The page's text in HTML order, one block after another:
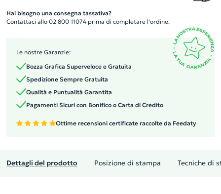
Hai bisogno una consegna tassativa?
Contattaci allo 02 800 11074 prima di completare l’ordine.
Le nostre Garanzie:
Bozza Grafica Superveloce e Gratuita
Spedizione Sempre Gratuita
Qualità e Puntualità Garantita
Pagamenti Sicuri con Bonifico o Carta di Credito
Ottime recensioni certificate raccolte da Feedaty
Dettagli del prodotto Posizione di stampa Tecniche di